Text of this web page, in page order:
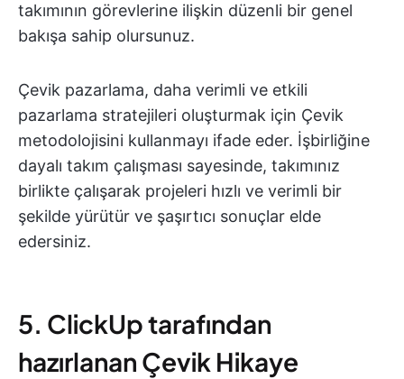
takımının görevlerine ilişkin düzenli bir genel
bakışa sahip olursunuz.
Çevik pazarlama, daha verimli ve etkili
pazarlama stratejileri oluşturmak için Çevik
metodolojisini kullanmayı ifade eder. İşbirliğine
dayalı takım çalışması sayesinde, takımınız
birlikte çalışarak projeleri hızlı ve verimli bir
şekilde yürütür ve şaşırtıcı sonuçlar elde
edersiniz.
5. ClickUp tarafından
hazırlanan Çevik Hikaye